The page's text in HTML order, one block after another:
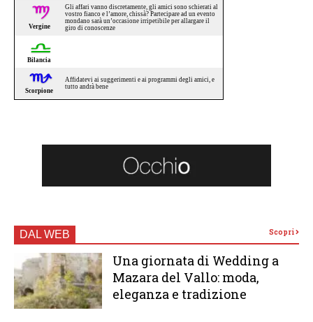
DAL WEB Scopri
Una giornata di Wedding a
Mazara del Vallo: moda,
eleganza e tradizione